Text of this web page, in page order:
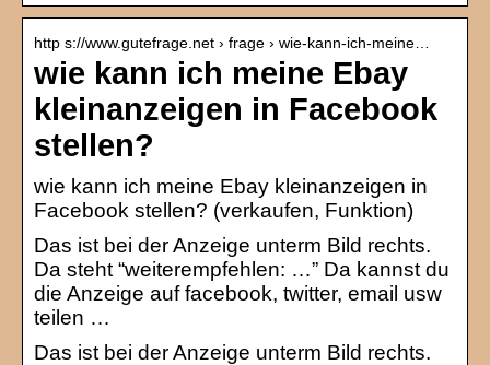
http s://www.gutefrage.net › frage › wie-kann-ich-meine…
wie kann ich meine Ebay
kleinanzeigen in Facebook
stellen?
wie kann ich meine Ebay kleinanzeigen in
Facebook stellen? (verkaufen, Funktion)
Das ist bei der Anzeige unterm Bild rechts.
Da steht “weiterempfehlen: …” Da kannst du
die Anzeige auf facebook, twitter, email usw
teilen …
Das ist bei der Anzeige unterm Bild rechts.